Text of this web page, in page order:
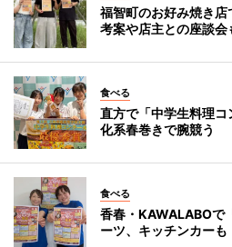
福智町のお好み焼き
考案や店主との座談会
食べる
直方で「中学生料理
化系春巻きで腕競う
食べる
香春・KAWALABO
ーツ、キッチンカーも